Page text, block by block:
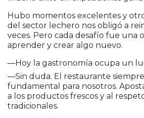
Hubo momentos excelentes y
del sector lechero nos obligó a
veces. Pero cada desafío fue una
aprender y crear algo nuevo.
—Hoy la gastronomía ocupa un
—Sin duda. El restaurante
fundamental para nosotros.
a los productos frescos y al
tradicionales.